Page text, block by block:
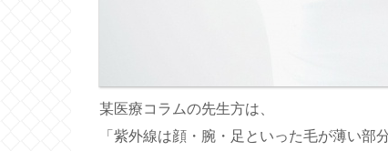
某医療コラムの先生方は、
「紫外線は顔・腕・足といった毛が薄い